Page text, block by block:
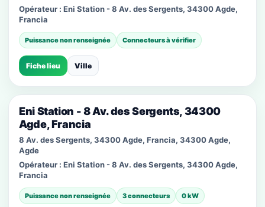
Opérateur : Eni Station - 8 Av. des Sergents, 34300 Agde,
Francia
Puissance non renseignée Connecteurs à vérifier
Fiche lieu Ville
Eni Station - 8 Av. des Sergents, 34300
Agde, Francia
8 Av. des Sergents, 34300 Agde, Francia, 34300 Agde,
Agde
Opérateur : Eni Station - 8 Av. des Sergents, 34300 Agde,
Francia
Puissance non renseignée 3 connecteurs 0 kW